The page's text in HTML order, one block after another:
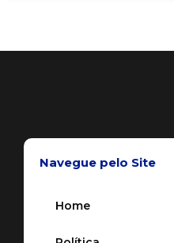
Navegue pelo Site
Home